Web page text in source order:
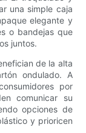
una simple caja
elegante y
o bandejas que
juntos.
de la alta
ondulado. A
por
comunicar su
opciones de
y prioricen